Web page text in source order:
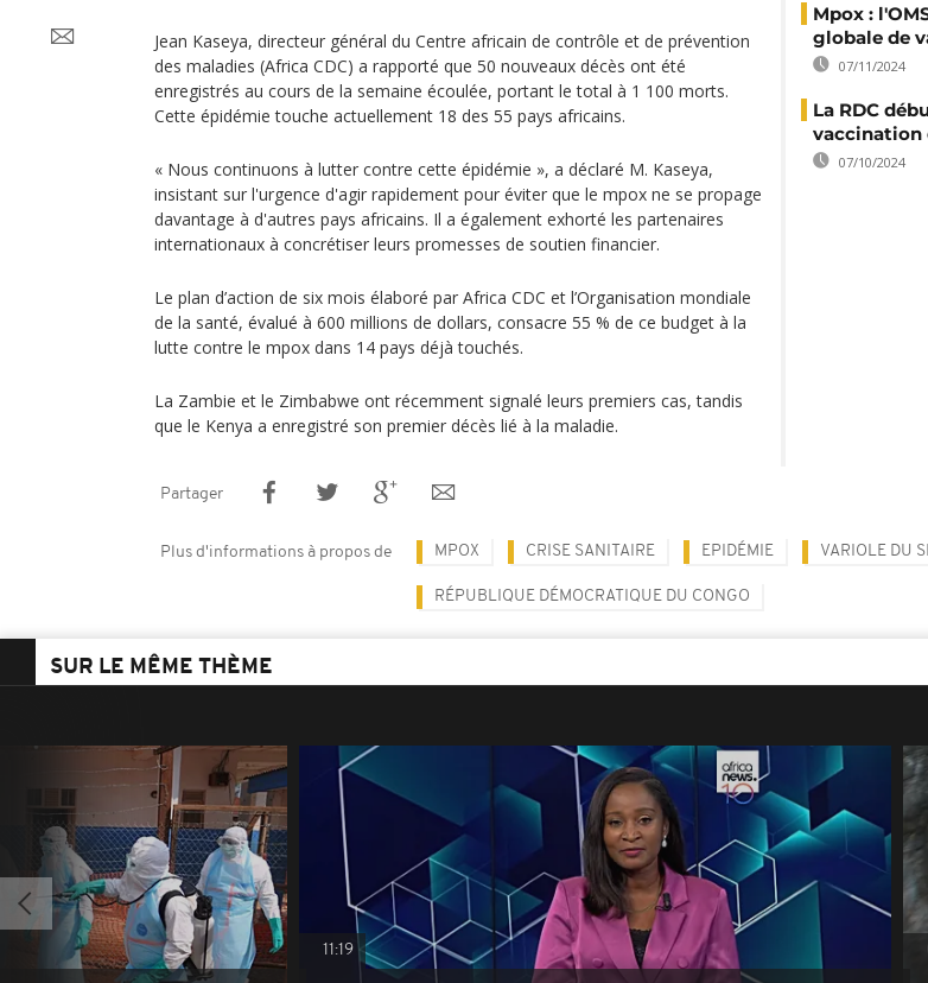
Jean Kaseya, directeur général du Centre africain de contrôle et de prévention
des maladies (Africa CDC) a rapporté que 50 nouveaux décès ont été
enregistrés au cours de la semaine écoulée, portant le total à 1 100 morts.
Cette épidémie touche actuellement 18 des 55 pays africains.
« Nous continuons à lutter contre cette épidémie », a déclaré M. Kaseya,
insistant sur l'urgence d'agir rapidement pour éviter que le mpox ne se propage
davantage à d'autres pays africains. Il a également exhorté les partenaires
internationaux à concrétiser leurs promesses de soutien financier.
Le plan d’action de six mois élaboré par Africa CDC et l’Organisation mondiale
de la santé, évalué à 600 millions de dollars, consacre 55 % de ce budget à la
lutte contre le mpox dans 14 pays déjà touchés.
La Zambie et le Zimbabwe ont récemment signalé leurs premiers cas, tandis
que le Kenya a enregistré son premier décès lié à la maladie.
Mpox :
globale de
07/11/2024
La RDC
vaccination
07/10/2024
Partager
Plus d'informations à propos de MPOX CRISE SANITAIRE EPIDÉMIE VARIOLE DU
RÉPUBLIQUE DÉMOCRATIQUE DU CONGO
SUR LE MÊME THÈME
11:19